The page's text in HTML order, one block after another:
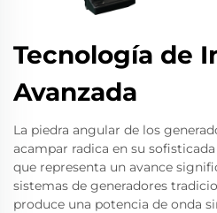
Tecnología de
Avanzada
La piedra angular de los
acampar radica en su
que representa un avance
sistemas de generadores
produce una potencia de onda